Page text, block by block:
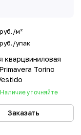
руб./м²
руб./упак
кварцвиниловая
Torino
Наличие уточняйте
Заказать